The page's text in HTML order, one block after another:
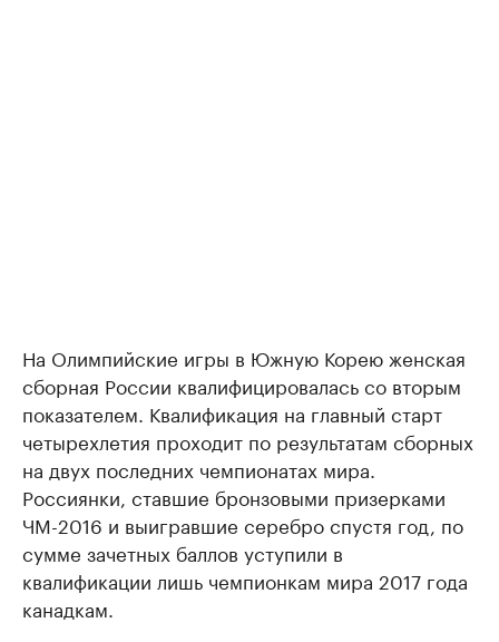
На Олимпийские игры в Южную Корею женская
сборная России квалифицировалась со вторым
показателем. Квалификация на главный старт
четырехлетия проходит по результатам сборных
на двух последних чемпионатах мира.
Россиянки, ставшие бронзовыми призерками
ЧМ-2016 и выигравшие серебро спустя год, по
сумме зачетных баллов уступили в
квалификации лишь чемпионкам мира 2017 года
канадкам.